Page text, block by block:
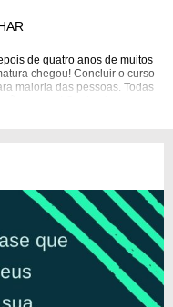
de quatro anos de muitos
chegou! Concluir o curso
maioria das pessoas. Todas
a pena! O primeiro passo